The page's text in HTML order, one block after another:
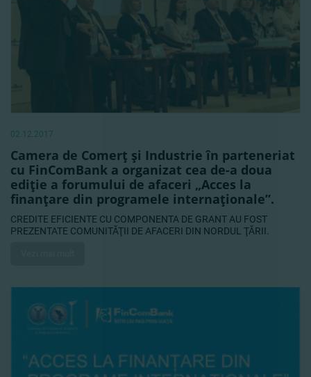
02.12.2017
Camera de Comerţ şi Industrie în parteneriat
cu FinComBank a organizat cea de-a doua
ediţie a forumului de afaceri „Acces la
finanţare din programele internaţionale”.
CREDITE EFICIENTE CU COMPONENTA DE GRANT AU FOST
PREZENTATE COMUNITĂŢII DE AFACERI DIN NORDUL ŢĂRII.